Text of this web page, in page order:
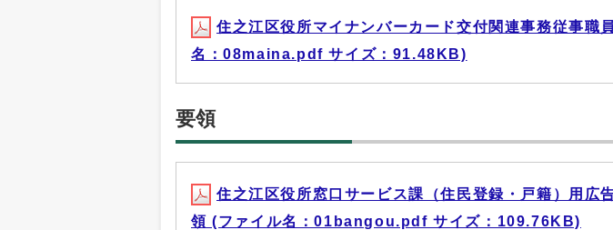
住之江区役所マイナンバーカード交付関連事務従事職
名：08maina.pdf サイズ：91.48KB)
要領
住之江区役所窓口サービス課（住民登録・戸籍）用広
領 (ファイル名：01bangou.pdf サイズ：109.76KB)